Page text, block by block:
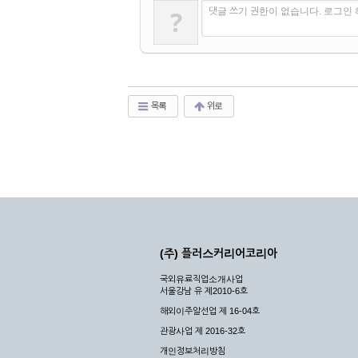
? 댓글 쓰기 권한이 없습니다. 로그인
목록 위로
(주) 플러스커리어코리아
국외유료직업소개사업
서울강남 유 제2010-6호
해외이주알선업 제 16-04호
관광사업 제 2016-32호
개인정보처리방침